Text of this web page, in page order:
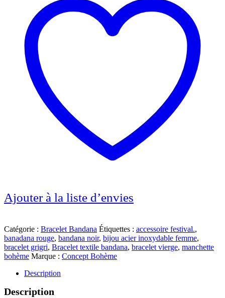
Ajouter à la liste d’envies
Catégorie : Bracelet Bandana Étiquettes : accessoire festival.,
banadana rouge, bandana noir, bijou acier inoxydable femme,
bracelet grigri, Bracelet textile bandana, bracelet vierge, manchette
bohème Marque : Concept Bohème
Description
Description